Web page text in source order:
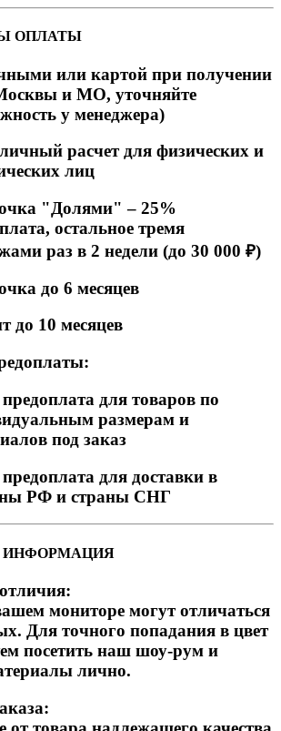
ОПЛАТЫ
или картой при получении
и МО, уточняйте
у менеджера)
расчет для физических и
лиц
"Долями" – 25%
остальное тремя
раз в 2 недели (до 30 000 ₽)
до 6 месяцев
до 10 месяцев
для товаров по
размерам и
под заказ
для доставки в
РФ и страны СНГ
ИНФОРМАЦИЯ
мониторе могут отличаться
Для точного попадания в цвет
посетить наш шоу-рум и
лично.